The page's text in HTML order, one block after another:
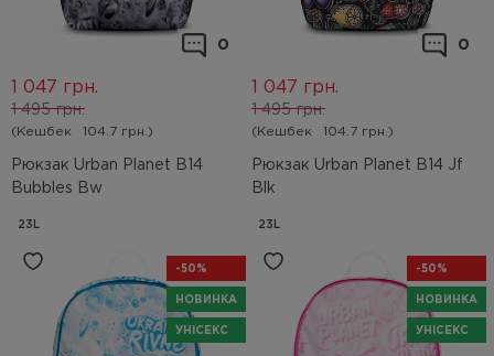
0
Рюкзак Urban Planet B14
Bubbles Bw
1 495 грн.
1 047 грн.
(Кешбек 104.7 грн.)
23L
0
Рюкзак Urban Planet B14 Jf
Blk
1 495 грн.
1 047 грн.
(Кешбек 104.7 грн.)
23L
-50%
НОВИНКА
УНІСЕКС
-50%
НОВИНКА
УНІСЕКС